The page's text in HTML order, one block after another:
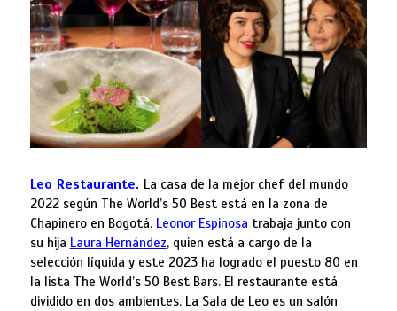
Leo Restaurante. La casa de la mejor chef del mundo
2022 según The World’s 50 Best está en la zona de
Chapinero en Bogotá. Leonor Espinosa trabaja junto con
su hija Laura Hernández, quien está a cargo de la
selección líquida y este 2023 ha logrado el puesto 80 en
la lista The World’s 50 Best Bars. El restaurante está
dividido en dos ambientes. La Sala de Leo es un salón